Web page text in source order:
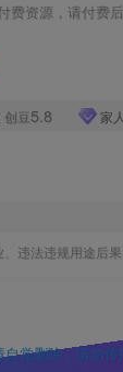
费资源，请付费
创豆 5.8 家人
违法违规用途后
觉删除，请勿传